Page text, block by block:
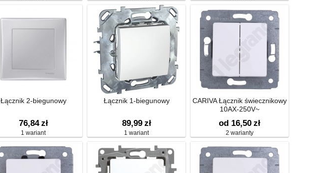
Łącznik 2-biegunowy
76,84 zł
1 wariant
Łącznik 1-biegunowy
89,99 zł
1 wariant
CARIVA Łącznik świecznikowy
10AX-250V~
od 16,50 zł
2 warianty